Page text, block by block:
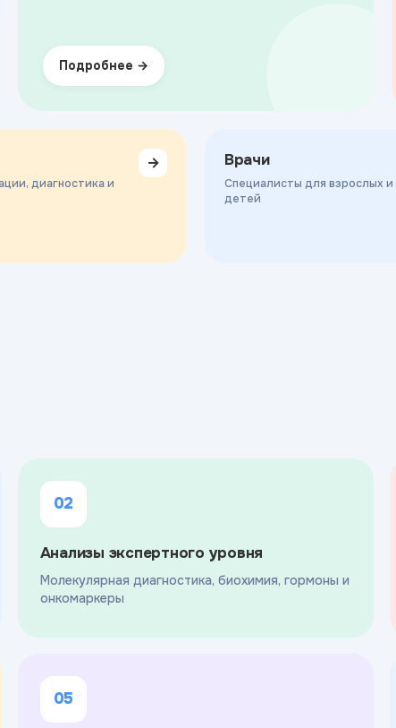
Подробнее
диагностика и
→ Врачи
Специалисты для взрослых и
детей
02
Анализы экспертного уровня
Молекулярная диагностика, биохимия, гормоны и
онкомаркеры
05